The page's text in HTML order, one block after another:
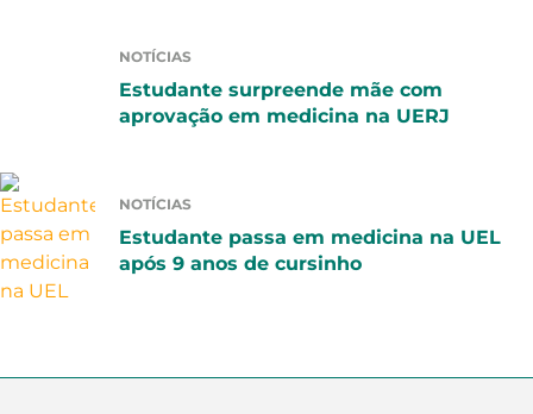
NOTÍCIAS
Estudante surpreende mãe com
aprovação em medicina na UERJ
NOTÍCIAS
Estudante passa em medicina na UEL
após 9 anos de cursinho